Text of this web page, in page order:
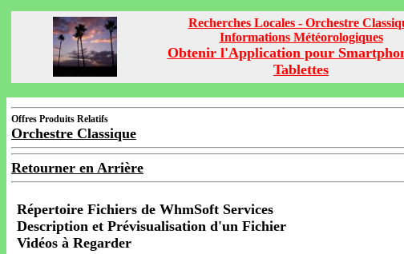
Recherches Locales - Orchestre
Informations Météorologiques
Obtenir l'Application pour
Tablettes
Offres Produits Relatifs
Orchestre Classique
Retourner en Arrière
Répertoire Fichiers de WhmSoft Services
Description et Prévisualisation d'un Fichier
Vidéos à Regarder